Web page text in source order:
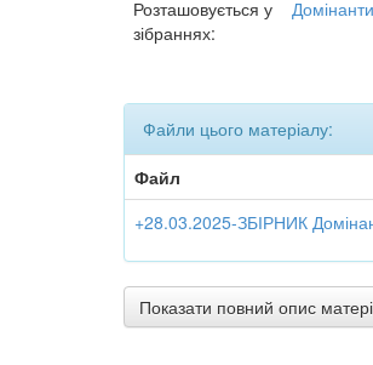
Розташовується у
зібраннях:
Файли цього матеріалу:
Файл
+28.03.2025-ЗБІРНИК
Показати повний опис